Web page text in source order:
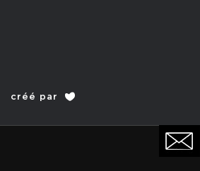
créé par